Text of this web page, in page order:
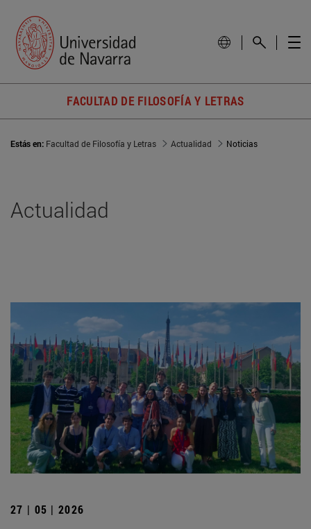
FACULTAD DE FILOSOFÍA Y LETRAS
Estás en: Facultad de Filosofía y Letras Actualidad Noticias
Actualidad
27 | 05 | 2026